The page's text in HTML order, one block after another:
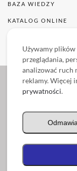
BAZA WIEDZY
KATALOG ONLINE
Sąd Rejonowy w
KRS: 0000378283,
Używamy plików
przeglądania,
analizować ruch
reklamy. Więcej
prywatności.